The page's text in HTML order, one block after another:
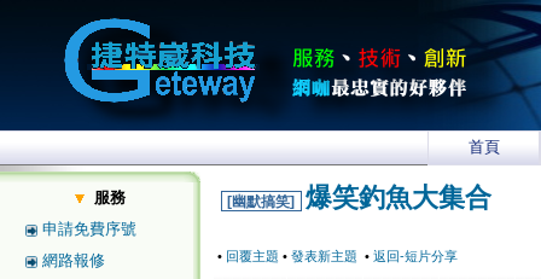
首頁
服務
申請免費序號
網路報修
[幽默搞笑] 爆笑釣魚大集合
• 回覆主題 • 發表新主題 • 返回-短片分享